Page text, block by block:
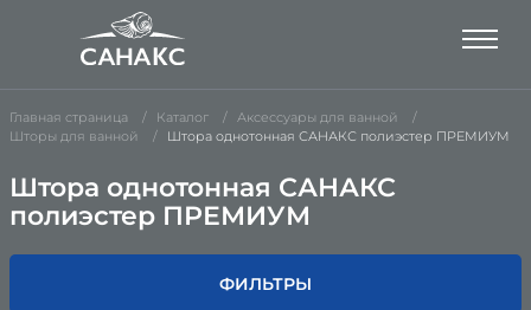
Главная страница Каталог
Аксессуары для ванной
Шторы для ванной
Штора однотонная САНАКС полиэстер ПРЕМИУМ
Штора однотонная САНАКС
полиэстер ПРЕМИУМ
ФИЛЬТРЫ